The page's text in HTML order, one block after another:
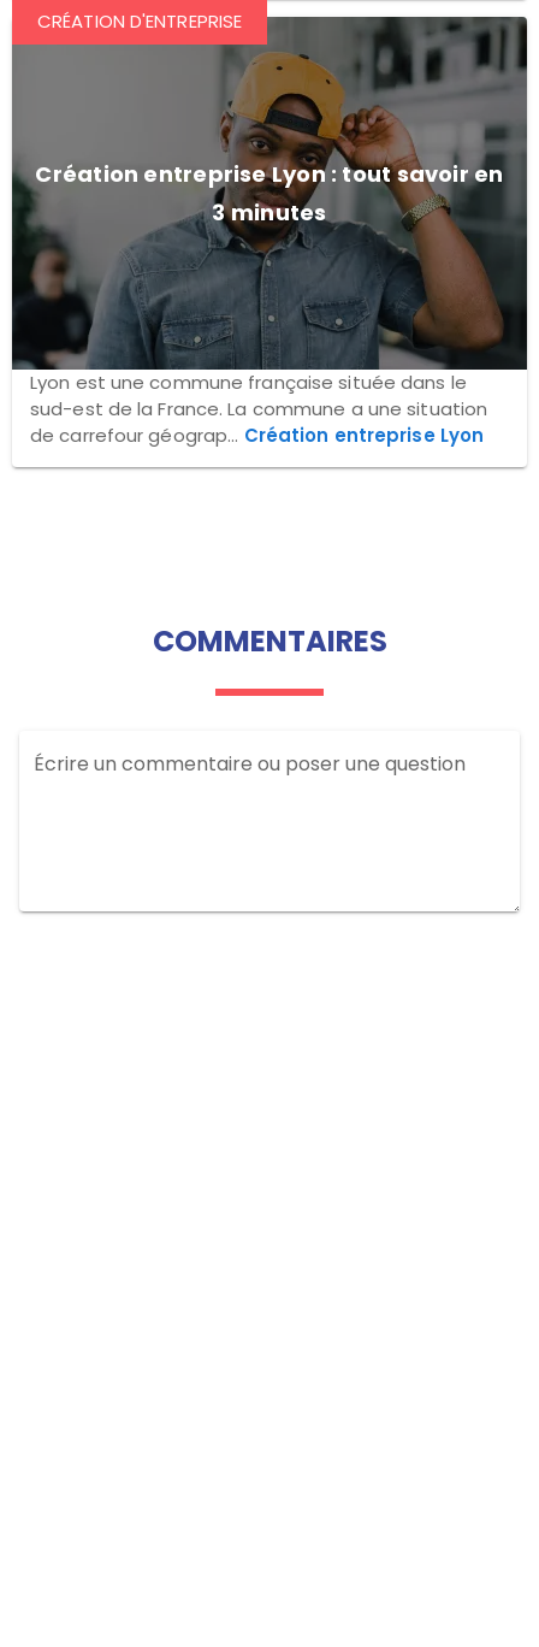
Création entreprise Lyon : tout savoir en
3 minutes
CRÉATION D'ENTREPRISE
Lyon est une commune française située dans le
sud-est de la France. La commune a une situation
de carrefour géograp... Création entreprise Lyon
COMMENTAIRES
Écrire un commentaire ou poser une question